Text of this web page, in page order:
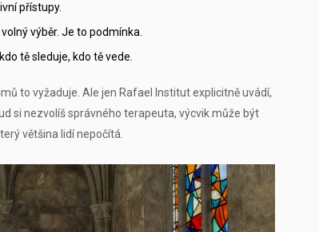
přístupy.
výběr. Je to podmínka.
tě sleduje, kdo tě vede.
to vyžaduje. Ale jen Rafael Institut explicitně uvádí,
si nezvolíš správného terapeuta, výcvik může být
většina lidí nepočítá.